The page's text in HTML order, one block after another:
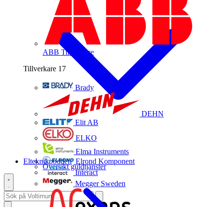
ABB Tillverkare
Tillverkare 17
Brady
DEHN
Elit AB
ELKO
Elma Instruments
Elrond Komponent
Interact
Megger Sweden
Översikt guldtjänster
Elteknikpodden